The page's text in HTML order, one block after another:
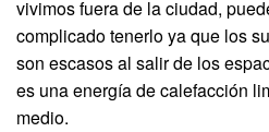
vivimos fuera de la ciudad,
complicado tenerlo ya que los
son escasos al salir de los
es una energía de calefacción
medio.